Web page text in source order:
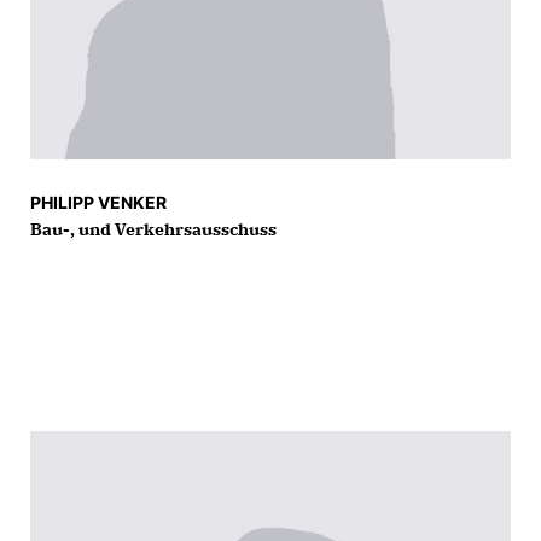
PHILIPP VENKER
Bau-, und Verkehrsausschuss